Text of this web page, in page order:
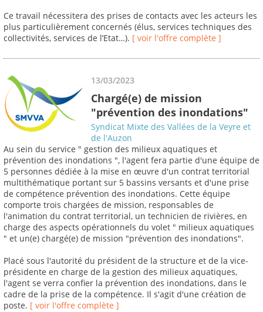
Ce travail nécessitera des prises de contacts avec les acteurs les
plus particulièrement concernés (élus, services techniques des
collectivités, services de l’Etat…). [ voir l'offre complète ]
13/03/2023
Chargé(e) de mission
"prévention des inondations"
Syndicat Mixte des Vallées de la Veyre et
de l'Auzon
Au sein du service " gestion des milieux aquatiques et
prévention des inondations ", l'agent fera partie d'une équipe de
5 personnes dédiée à la mise en œuvre d'un contrat territorial
multithématique portant sur 5 bassins versants et d'une prise
de compétence prévention des inondations. Cette équipe
comporte trois chargées de mission, responsables de
l'animation du contrat territorial, un technicien de rivières, en
charge des aspects opérationnels du volet " milieux aquatiques
" et un(e) chargé(e) de mission "prévention des inondations".
Placé sous l'autorité du président de la structure et de la vice-
présidente en charge de la gestion des milieux aquatiques,
l'agent se verra confier la prévention des inondations, dans le
cadre de la prise de la compétence. Il s'agit d'une création de
poste. [ voir l'offre complète ]